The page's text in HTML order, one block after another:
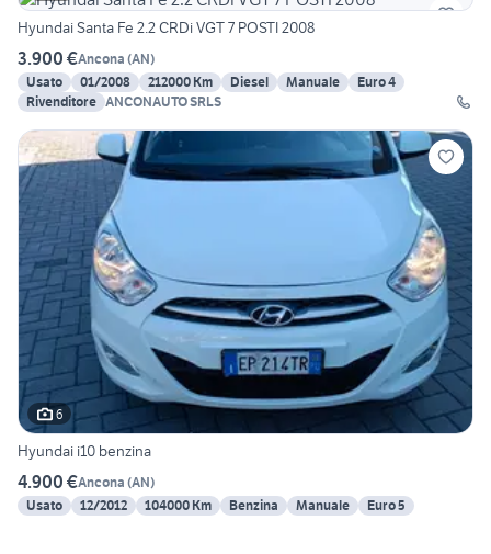
Hyundai Santa Fe 2.2 CRDi VGT 7 POSTI 2008
3.900 €Ancona (AN)
Usato
01/2008 212000 Km Diesel Manuale
Euro 4
Rivenditore ANCONAUTO SRLS
6
Hyundai i10 benzina
4.900 €Ancona (AN)
Usato
12/2012 104000 Km Benzina Manuale Euro 5